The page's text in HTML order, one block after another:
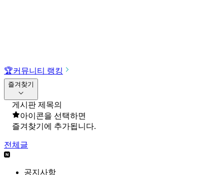
🏆커뮤니티 랭킹
즐겨찾기
게시판 제목의
아이콘을 선택하면
즐겨찾기에 추가됩니다.
전체글
공지사항